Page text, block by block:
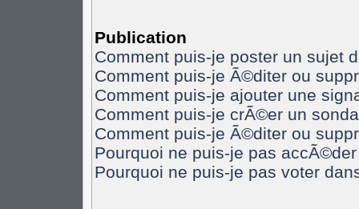
Publication
Comment puis-je poster un sujet
Comment puis-je Ã©diter ou
Comment puis-je ajouter une
Comment puis-je crÃ©er un
Comment puis-je Ã©diter ou
Pourquoi ne puis-je pas
Pourquoi ne puis-je pas voter